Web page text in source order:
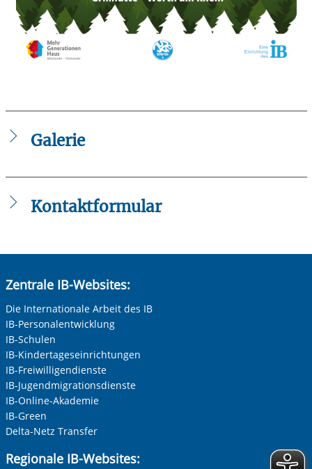
Galerie
Kontaktformular
Pflichtfelder.
Anrede*
Keine Angabe
Frau
Herr
Neutrale Anrede
Unternehmen
Nachname, Vorname *
Zentrale IB-Websites:
Die Internationale Arbeit des IB
IB-Personalentwicklung
IB-Schulen
IB-Kindertageseinrichtungen
IB-Freiwilligendienste
IB-Jugendmigrationsdienste
IB-Online-Akademie
IB-Green
Delta-Netz Transfer
Regionale IB-Websites: